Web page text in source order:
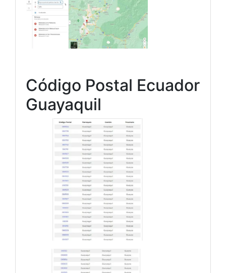
Código Postal Ecuador
Guayaquil